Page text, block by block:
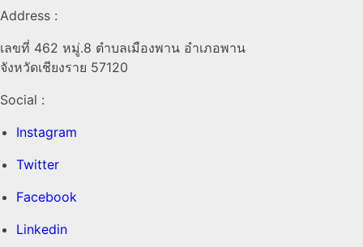
Address :
เลขที่ 462 หมู่.8 ตำบลเมืองพาน อำเภอพาน
จังหวัดเชียงราย 57120
Social :
Instagram
Twitter
Facebook
Linkedin